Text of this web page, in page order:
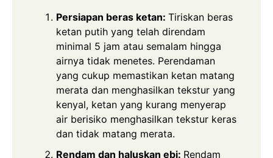
Persiapan beras ketan: Tiriskan beras
ketan putih yang telah direndam
minimal 5 jam atau semalam hingga
airnya tidak menetes. Perendaman
yang cukup memastikan ketan matang
merata dan menghasilkan tekstur yang
kenyal, ketan yang kurang menyerap
air berisiko menghasilkan tekstur keras
dan tidak matang merata.
Rendam dan haluskan ebi: Rendam